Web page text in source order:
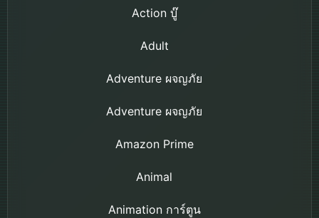
Action บู๊
Adult
Adventure ผจญภัย
Adventure ผจญภัย
Amazon Prime
Animal
Animation การ์ตูน